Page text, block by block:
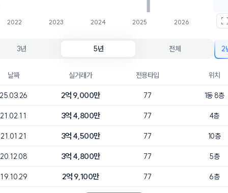
2022 2023 2024 2025 2026
3년 5년 전체 2
날짜 실거래가 전용타입 위치
25.03.26 2억 9,000만 77 1동 8층
21.02.11 3억 4,800만 77 4층
21.01.21 3억 4,500만 77 10층
20.12.08 3억 4,800만 77 5층
19.10.29 2억 9,100만 77 6층